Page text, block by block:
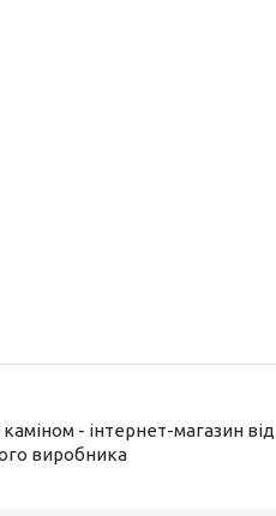
- інтернет-магазин від
виробника